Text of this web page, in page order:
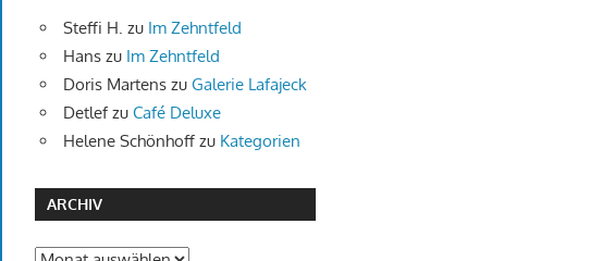
Steffi H. zu Im Zehntfeld
Hanszu Im Zehntfeld
Doris Martenszu Galerie Lafajeck
Detlefzu Café Deluxe
Helene Schönhoffzu Kategorien
ARCHIV